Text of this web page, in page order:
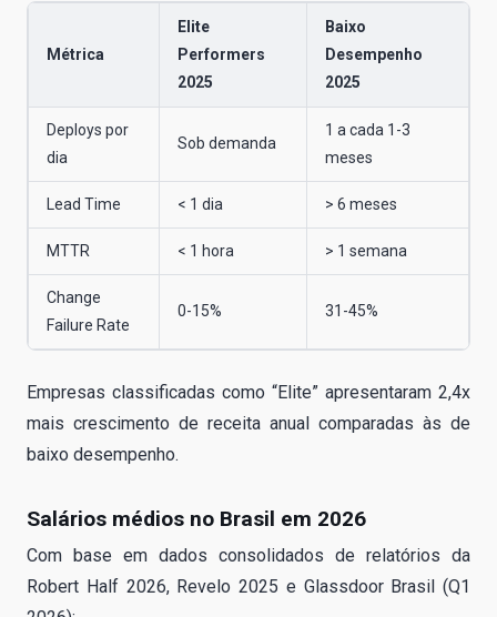
Métrica
Elite
Performers
2025
Baixo
Desempenho
2025
Deploys por
dia
Sob demanda
1 a cada 1-3
meses
Lead Time < 1 dia > 6 meses
MTTR < 1 hora > 1 semana
Change
Failure Rate
0-15% 31-45%
Empresas classificadas como “Elite” apresentaram 2,4x
mais crescimento de receita anual comparadas às de
baixo desempenho.
Salários médios no Brasil em 2026
Com base em dados consolidados de relatórios da
Robert Half 2026, Revelo 2025 e Glassdoor Brasil (Q1